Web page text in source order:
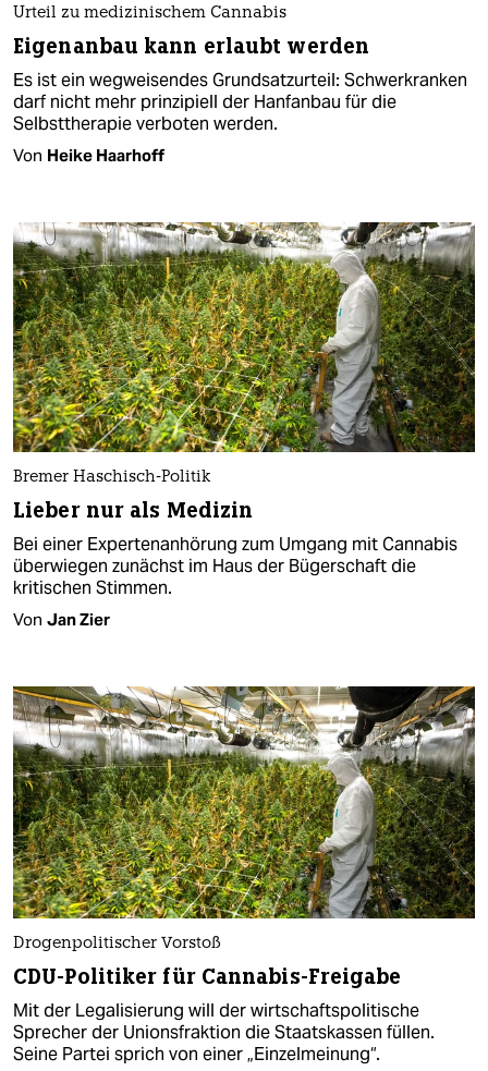
Urteil zu medizinischem Cannabis
Eigenanbau kann erlaubt werden
Es ist ein wegweisendes Grundsatzurteil: Schwerkranken
darf nicht mehr prinzipiell der Hanfanbau für die
Selbsttherapie verboten werden.
Von Heike Haarhoff
Bremer Haschisch-Politik
Lieber nur als Medizin
Bei einer Expertenanhörung zum Umgang mit Cannabis
überwiegen zunächst im Haus der Bügerschaft die
kritischen Stimmen.
Von Jan Zier
Drogenpolitischer Vorstoß
CDU-Politiker für Cannabis-Freigabe
Mit der Legalisierung will der wirtschaftspolitische
Sprecher der Unionsfraktion die Staatskassen füllen.
Seine Partei sprich von einer „Einzelmeinung“.